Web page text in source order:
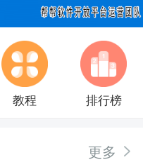
教程 排行榜
更多